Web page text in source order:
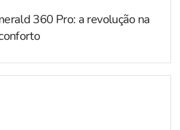
360 Pro: a revolução na